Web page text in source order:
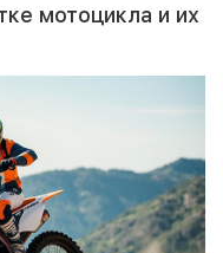
мотоцикла и их